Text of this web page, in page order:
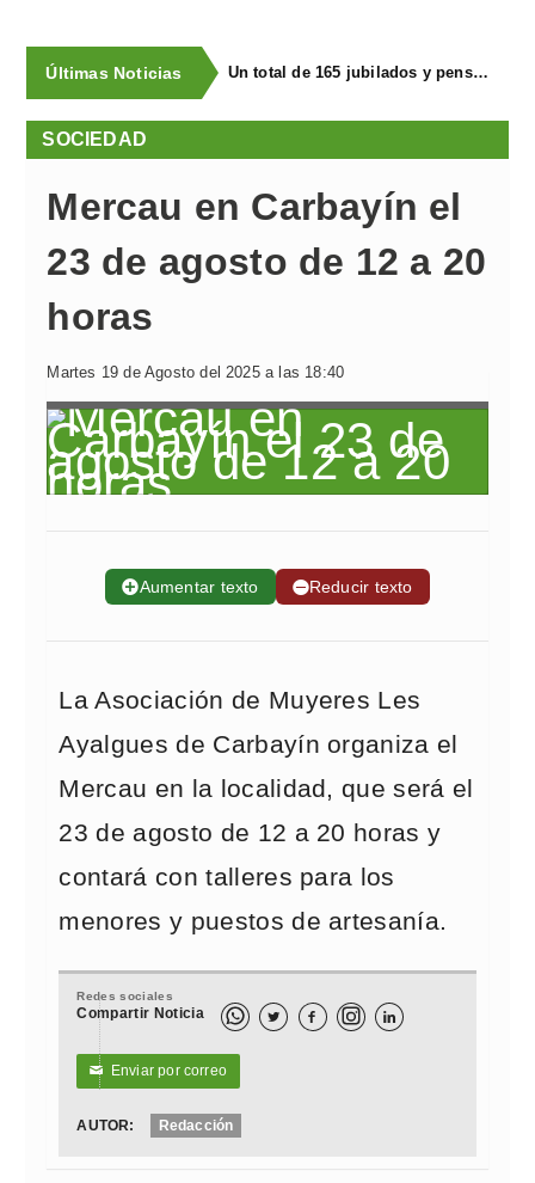
Últimas Noticias Un total de 165 jubilados y pensionistas de Llanera visitaron la FIDMA en una excursión organizada por Bienestar Social
SOCIEDAD
Mercau en Carbayín el
23 de agosto de 12 a 20
horas
Martes 19 de Agosto del 2025 a las 18:40
➕Aumentar texto ➖Reducir texto
La Asociación de Muyeres Les
Ayalgues de Carbayín organiza el
Mercau en la localidad, que será el
23 de agosto de 12 a 20 horas y
contará con talleres para los
menores y puestos de artesanía.
Redes sociales
Compartir Noticia   
✉ Enviar por correo
AUTOR: Redacción